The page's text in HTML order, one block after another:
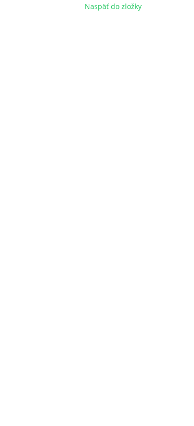
Naspäť do zložky